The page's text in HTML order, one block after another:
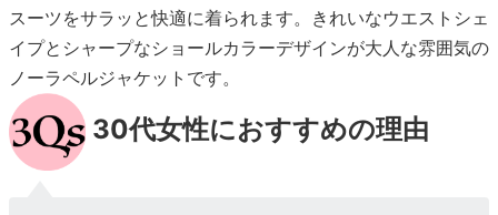
スーツをサラッと快適に着られます。きれいなウエストシェ
イプとシャープなショールカラーデザインが大人な雰囲気の
ノーラペルジャケットです。
30代女性におすすめの理由